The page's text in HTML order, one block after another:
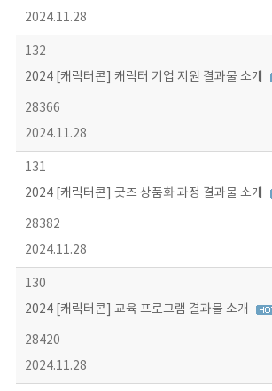
2024.11.28
132
2024 [캐릭터콘] 캐릭터 기업 지원 결과물 소개
28366
2024.11.28
131
2024 [캐릭터콘] 굿즈 상품화 과정 결과물 소개
28382
2024.11.28
130
2024 [캐릭터콘] 교육 프로그램 결과물 소개
28420
2024.11.28